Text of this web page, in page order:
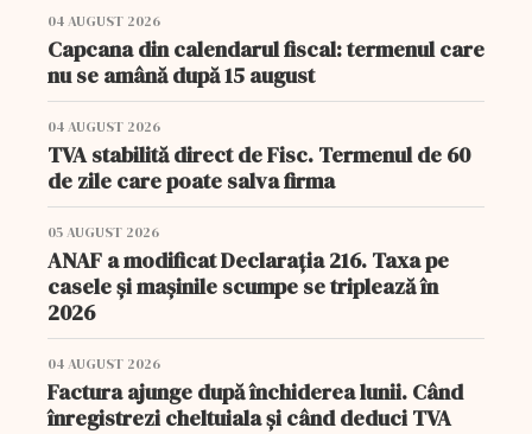
04 AUGUST 2026
Capcana din calendarul fiscal: termenul care
nu se amână după 15 august
04 AUGUST 2026
TVA stabilită direct de Fisc. Termenul de 60
de zile care poate salva firma
05 AUGUST 2026
ANAF a modificat Declarația 216. Taxa pe
casele și mașinile scumpe se triplează în
2026
04 AUGUST 2026
Factura ajunge după închiderea lunii. Când
înregistrezi cheltuiala și când deduci TVA